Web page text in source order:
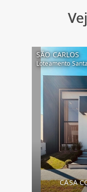
SÃO CARLOS
Loteamento
CASA